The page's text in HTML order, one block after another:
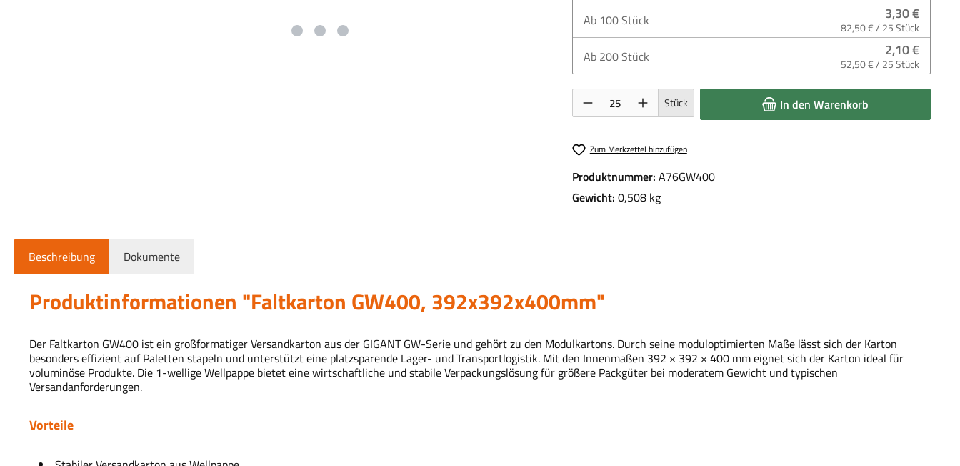
Ab 100Stück 3,30 €
82,50 € / 25 Stück
Ab 200Stück 2,10 €
52,50 € / 25 Stück
Produkt Anzahl: Gib den gewünschten Wert ein oder benutze die Schaltflächen um die
Stück In den Warenkorb
Zum Merkzettel hinzufügen
Produktnummer: A76GW400
Gewicht: 0,508 kg
Beschreibung Dokumente
Produktinformationen "Faltkarton GW400, 392x392x400mm"
Der Faltkarton GW400 ist ein großformatiger Versandkarton aus der GIGANT GW-Serie und gehört zu den Modulkartons. Durch seine moduloptimierten Maße lässt sich der Karton
besonders effizient auf Paletten stapeln und unterstützt eine platzsparende Lager- und Transportlogistik. Mit den Innenmaßen 392 × 392 × 400 mm eignet sich der Karton ideal für
voluminöse Produkte. Die 1-wellige Wellpappe bietet eine wirtschaftliche und stabile Verpackungslösung für größere Packgüter bei moderatem Gewicht und typischen
Versandanforderungen.
Vorteile